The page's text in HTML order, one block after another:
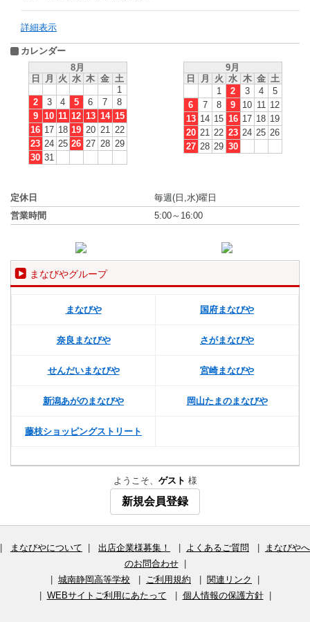
詳細表示
カレンダー
8月
日
月 火 水 木 金 土
1
2
3 4 5 6 7
8
9
10 11 12 13 14 15
16 17 18 19 20 21
22
23 24 25 26 27 28 29
30 31
9月
日
月 火 水 木 金 土
1
2 3 4
5
6
7 8 9 10 11
12
13 14 15 16 17 18 19
20 21 22 23 24 25 26
27 28 29 30
定休日
毎週(日,水)曜日
営業時間
5:00～16:00
まなびやグループ
まなびや 国府まなびや
奈良まなびや さがまなびや
せんだいまなびや 宮崎まなびや
新潟あがのまなびや 岡山たまのまなびや
藤枝ショッピングストリート
ようこそ、 ゲスト 様
新規会員登録
まなびやについて 出店企業様募集！ よくあるご質問
まなびやへ
のお問合わせ|
城南静岡高等学校 ご利用規約 関連リンク
WEBサイトご利用にあたって 個人情報の保護方針|